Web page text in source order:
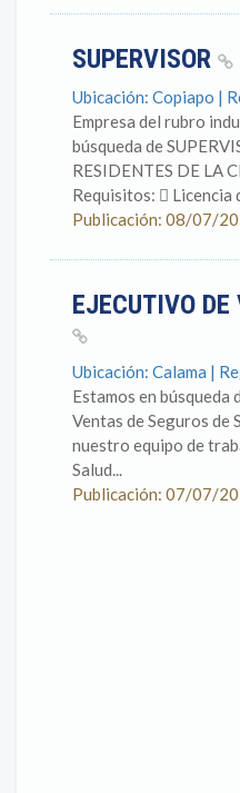
SUPERVISOR
Ubicación: Copiapo |
Empresa del rubro
búsqueda de
RESIDENTES DE LA
Requisitos:  Licencia
Publicación: 08/07/
EJECUTIVO
Ubicación: Calama |
Estamos en búsqueda
Ventas de Seguros de
nuestro equipo de
Salud...
Publicación: 07/07/